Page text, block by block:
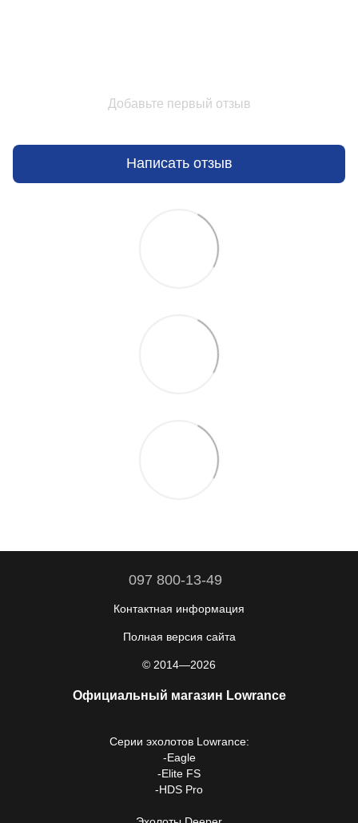
Добавьте первый отзыв
Написать отзыв
097 800-13-49
Контактная информация
Полная версия сайта
© 2014—2026
Официальный магазин Lowrance
Серии эхолотов Lowrance:
-Eagle
-Elite FS
-HDS Pro